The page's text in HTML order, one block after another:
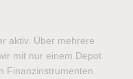
aktiv. Über mehrere
mit nur einem Depot
Finanzinstrumenten.